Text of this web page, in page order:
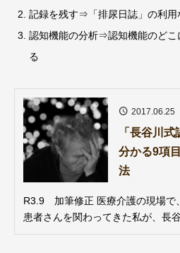
記録を残す⇒「排尿日誌」の利用
認知機能の分析⇒認知機能のどこ
る
2017.06.25
「長谷川
分かる9項
法
R3.9 加筆修正 医療介護の現場で
患者さんを関わってきた私が、長